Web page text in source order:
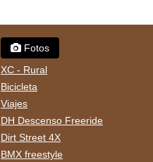
Fotos
XC - Rural
Bicicleta
Viajes
DH Descenso Freeride
Dirt Street 4X
BMX freestyle